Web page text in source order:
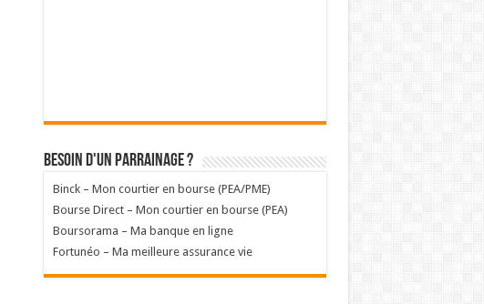
Besoin d'un parrainage ?
Binck – Mon courtier en bourse (PEA/PME)
Bourse Direct – Mon courtier en bourse (PEA)
Boursorama – Ma banque en ligne
Fortunéo – Ma meilleure assurance vie